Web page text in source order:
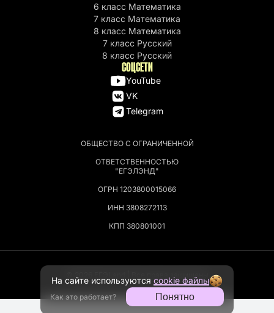
ОБЩЕСТВО С ОГРАНИЧЕННОЙ
ОТВЕТСТВЕННОСТЬЮ
"ЕГЭЛЭНД"
ОГРН 1203800015066
ИНН 3808272113
КПП 380801001
6 класс Математика
7 класс Математика
8 класс Математика
7 класс Русский
8 класс Русский
СОЦСЕТИ
YouTube
VK
Telegram
На сайте используются cookie файлы
Как это работает? Понятно